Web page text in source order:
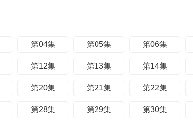
第04集 第05集 第06集
第12集 第13集 第14集
第20集 第21集 第22集
第28集 第29集 第30集